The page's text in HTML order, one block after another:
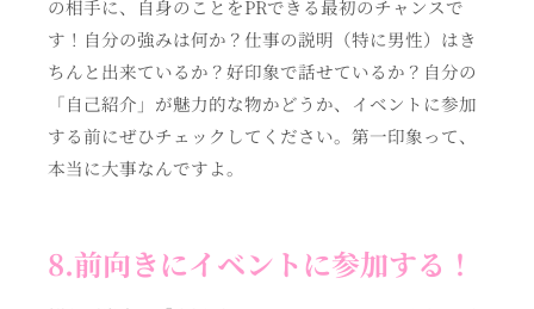
の相手に、自身のことをPRできる最初のチャンスで
す！自分の強みは何か？仕事の説明（特に男性）はき
ちんと出来ているか？好印象で話せているか？自分の
「自己紹介」が魅力的な物かどうか、イベントに参加
する前にぜひチェックしてください。第一印象って、
本当に大事なんですよ。
8.前向きにイベントに参加する！